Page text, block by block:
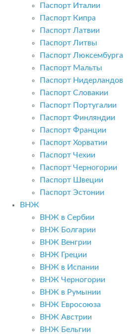
Паспорт Италии
Паспорт Кипра
Паспорт Латвии
Паспорт Литвы
Паспорт Люксембурга
Паспорт Мальты
Паспорт Нидерландов
Паспорт Словакии
Паспорт Португалии
Паспорт Финляндии
Паспорт Франции
Паспорт Хорватии
Паспорт Чехии
Паспорт Черногории
Паспорт Швеции
Паспорт Эстонии
ВНЖ
ВНЖ в Сербии
ВНЖ Болгарии
ВНЖ Венгрии
ВНЖ Греции
ВНЖ в Испании
ВНЖ Черногории
ВНЖ в Румынии
ВНЖ Евросоюза
ВНЖ Австрии
ВНЖ Бельгии